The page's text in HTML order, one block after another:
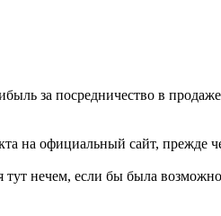
за посредничество в
на официальный сайт, прежде
нечем, если бы была